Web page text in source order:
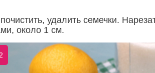
удалить семечки.
около 1 см.